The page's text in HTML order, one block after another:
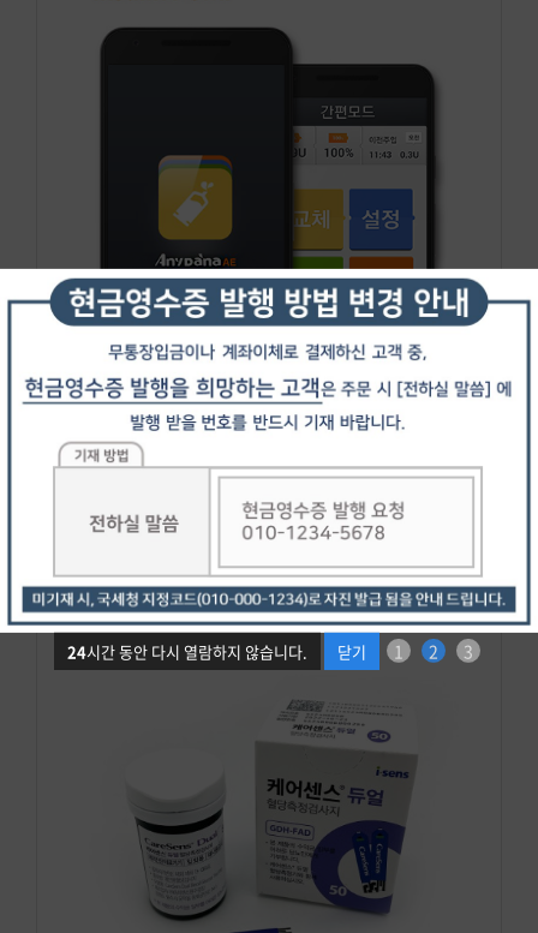
DANA 모바일 앱
상세정보보기
추천